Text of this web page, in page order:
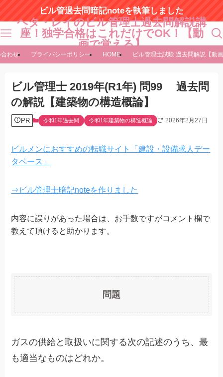
ビル管過去問暗記noteを執筆しました
ヘタ・レイのビル管理士過去問解説講
座！独学合格はこれだけでOK！【動
画で覚える】
わせ プライバシーポリシー HOME ビル管理士試験 過去問解説【動
ビル管理士 2019年(R1年) 問99 過去問
の解説【建築物の構造概論】
PR 令和1年過去問 令和1年建築物の構造概論 2026年2月27日
ビルメンにおすすめの転職サイト「建設・設備求人デー
タベース」
⇒ビル管理士暗記noteを作りました
内容に誤りがあった場合は、お手数ですがコメント欄で
教えて頂けると助かります。
問題
ガスの供給と取扱いに関する次の記述のうち、最
も適当なものはどれか。